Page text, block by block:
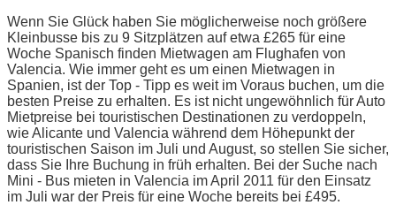
Wenn Sie Glück haben Sie möglicherweise noch größere
Kleinbusse bis zu 9 Sitzplätzen auf etwa £265 für eine
Woche Spanisch finden Mietwagen am Flughafen von
Valencia. Wie immer geht es um einen Mietwagen in
Spanien, ist der Top - Tipp es weit im Voraus buchen, um die
besten Preise zu erhalten. Es ist nicht ungewöhnlich für Auto
Mietpreise bei touristischen Destinationen zu verdoppeln,
wie Alicante und Valencia während dem Höhepunkt der
touristischen Saison im Juli und August, so stellen Sie sicher,
dass Sie Ihre Buchung in früh erhalten. Bei der Suche nach
Mini - Bus mieten in Valencia im April 2011 für den Einsatz
im Juli war der Preis für eine Woche bereits bei £495.